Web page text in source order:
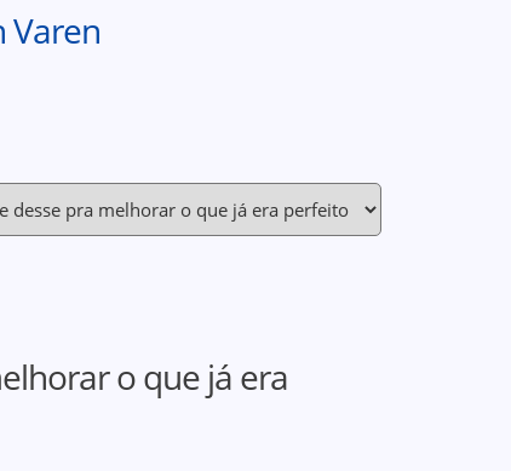
Varen
o que já era